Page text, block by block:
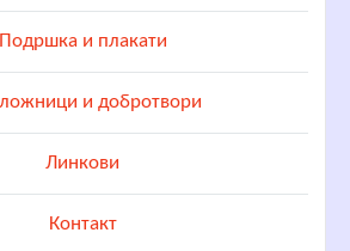
Подршка и плакати
и добротвори
Линкови
Контакт